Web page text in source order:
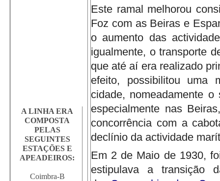
A LINHA ERA
COMPOSTA
PELAS
SEGUINTES
ESTAÇÕES E
APEADEIROS:
Coimbra-B
Este ramal melhorou
Foz com as Beiras e
o aumento das
igualmente, o transporte
que até aí era realizado
efeito, possibilitou uma
cidade, nomeadamente
especialmente nas
concorrência com a
declínio da actividade
Em 2 de Maio de 1930,
estipulava a transição